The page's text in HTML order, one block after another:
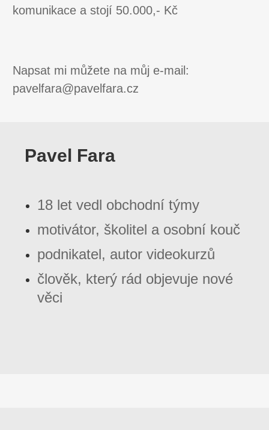
komunikace a stojí 50.000,- Kč
Napsat mi můžete na můj e-mail:
pavelfara@pavelfara.cz
Pavel Fara
18 let vedl obchodní týmy
motivátor, školitel a osobní kouč
podnikatel, autor videokurzů
člověk, který rád objevuje nové
věci